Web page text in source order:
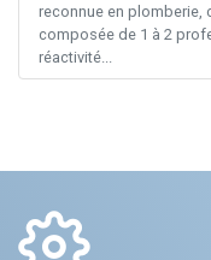
reconnue en plomberie,
composée de 1 à 2
réactivité...